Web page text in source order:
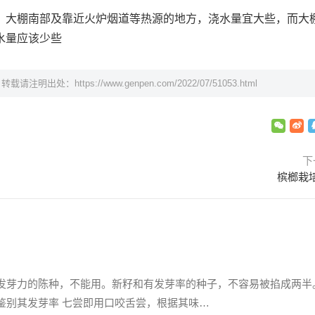
大棚南部及靠近火炉烟道等热源的地方，浇水量宜大些，而大
量应该少些
载请注明出处： https://www.genpen.com/2022/07/51053.html
槟榔栽
芽力的陈种，不能用。新籽和有发芽率的种子，不容易被掐成两半
别其发芽率 七尝即用口咬舌尝，根据其味…